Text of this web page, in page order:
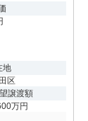
地
区
譲渡額
万円